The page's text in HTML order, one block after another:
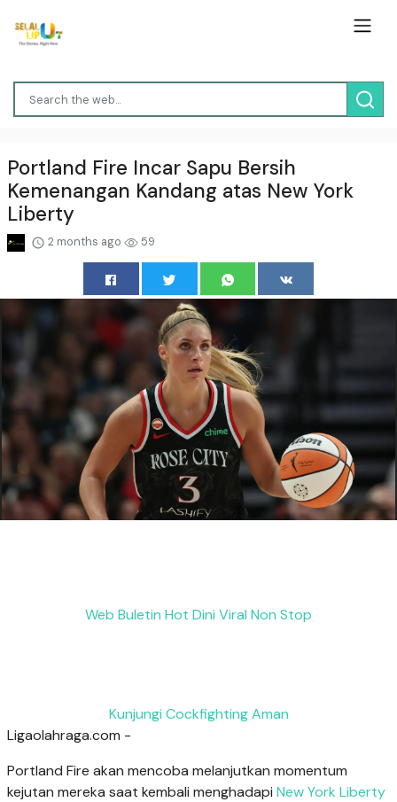
Portland Fire Incar Sapu Bersih
Kemenangan Kandang atas New York
Liberty
2 months ago 59
Web Buletin Hot Dini Viral Non Stop
Kunjungi Cockfighting Aman
Ligaolahraga.com -
Portland Fire akan mencoba melanjutkan momentum
kejutan mereka saat kembali menghadapi New York Liberty